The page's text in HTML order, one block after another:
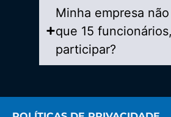
Minha empresa
que 15
participar?